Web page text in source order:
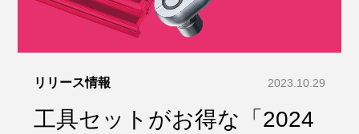
リリース情報 2023.10.29
⼯具セットがお得な「2024